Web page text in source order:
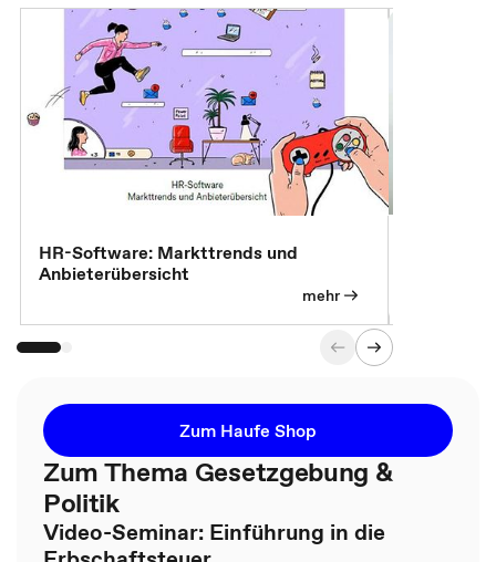
HR-Software: Markttrends und
Anbieterübersicht
mehr
Zum Haufe Shop
Zum Thema Gesetzgebung &
Politik
Video-Seminar: Einführung in die